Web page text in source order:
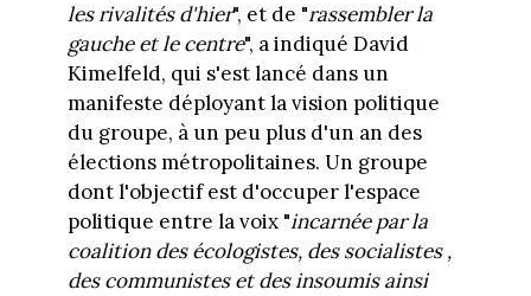
les rivalités d'hier", et de "rassembler la
gauche et le centre", a indiqué David
Kimelfeld, qui s'est lancé dans un
manifeste déployant la vision politique
du groupe, à un peu plus d'un an des
élections métropolitaines. Un groupe
dont l'objectif est d'occuper l'espace
politique entre la voix "incarnée par la
coalition des écologistes, des socialistes ,
des communistes et des insoumis ainsi